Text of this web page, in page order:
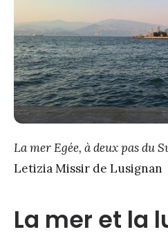
La mer Egée, à deux pas du
Letizia Missir de Lusignan
La mer et la